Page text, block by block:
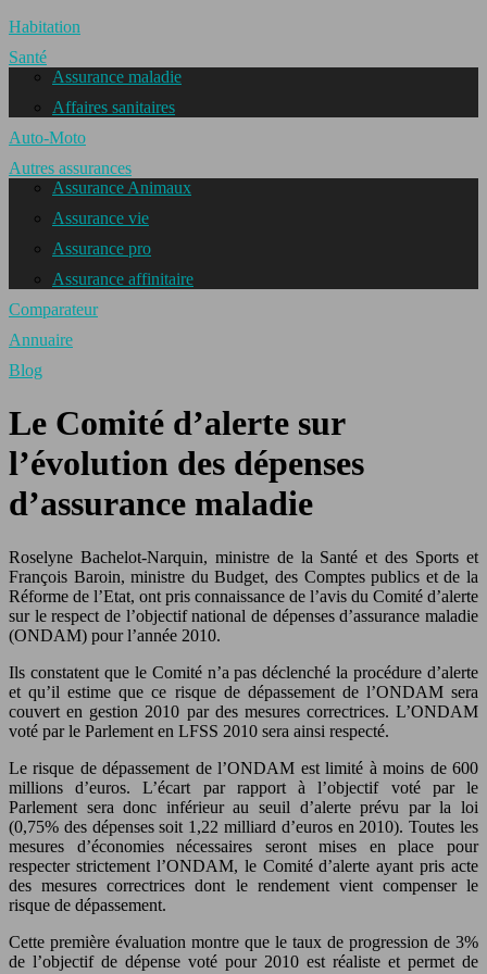
Habitation
Santé
Assurance maladie
Affaires sanitaires
Auto-Moto
Autres assurances
Assurance Animaux
Assurance vie
Assurance pro
Assurance affinitaire
Comparateur
Annuaire
Blog
Le Comité d’alerte sur
l’évolution des dépenses
d’assurance maladie
Roselyne Bachelot-Narquin, ministre de la Santé et des Sports et
François Baroin, ministre du Budget, des Comptes publics et de la
Réforme de l’Etat, ont pris connaissance de l’avis du Comité d’alerte
sur le respect de l’objectif national de dépenses d’assurance maladie
(ONDAM) pour l’année 2010.
Ils constatent que le Comité n’a pas déclenché la procédure d’alerte
et qu’il estime que ce risque de dépassement de l’ONDAM sera
couvert en gestion 2010 par des mesures correctrices. L’ONDAM
voté par le Parlement en LFSS 2010 sera ainsi respecté.
Le risque de dépassement de l’ONDAM est limité à moins de 600
millions d’euros. L’écart par rapport à l’objectif voté par le
Parlement sera donc inférieur au seuil d’alerte prévu par la loi
(0,75% des dépenses soit 1,22 milliard d’euros en 2010). Toutes les
mesures d’économies nécessaires seront mises en place pour
respecter strictement l’ONDAM, le Comité d’alerte ayant pris acte
des mesures correctrices dont le rendement vient compenser le
risque de dépassement.
Cette première évaluation montre que le taux de progression de 3%
de l’objectif de dépense voté pour 2010 est réaliste et permet de